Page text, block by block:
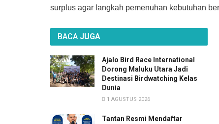
surplus agar langkah pemenuhan kebutuhan
BACA JUGA
Ajalo Bird Race International
Dorong Maluku Utara Jadi
Destinasi Birdwatching Kelas
Dunia
1 AGUSTUS 2026
Tantan Resmi Mendaftar